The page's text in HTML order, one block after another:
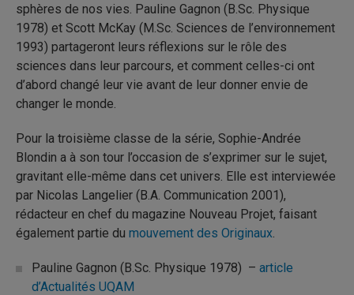
sphères de nos vies. Pauline Gagnon (B.Sc. Physique
1978) et Scott McKay (M.Sc. Sciences de l’environnement
1993) partageront leurs réflexions sur le rôle des
sciences dans leur parcours, et comment celles-ci ont
d’abord changé leur vie avant de leur donner envie de
changer le monde.
Pour la troisième classe de la série, Sophie-Andrée
Blondin a à son tour l’occasion de s’exprimer sur le sujet,
gravitant elle-même dans cet univers. Elle est interviewée
par Nicolas Langelier (B.A. Communication 2001),
rédacteur en chef du magazine Nouveau Projet, faisant
également partie du mouvement des Originaux
Pauline Gagnon (B.Sc. Physique 1978) – article
d’Actualités UQAM